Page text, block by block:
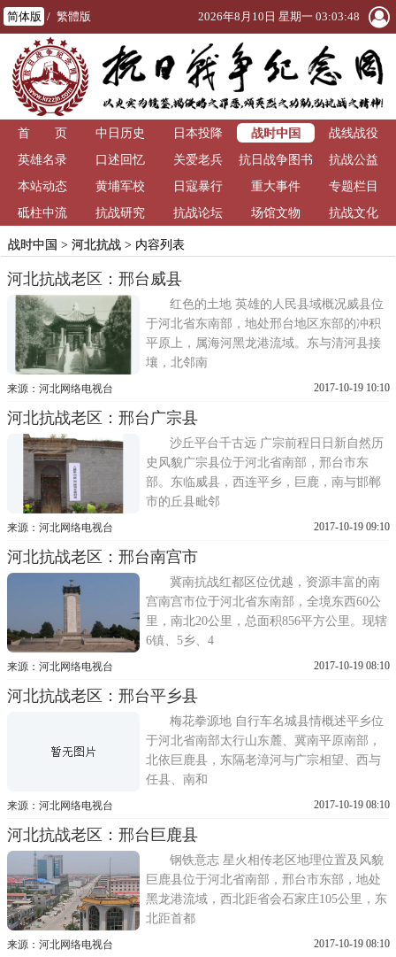
简体版 / 繁體版 2026年8月10日 星期一 03:03:48
首 页 中日历史 日本投降 战时中国
战线战役
英雄名录
口述回忆 关爱老兵
抗日战争图书
馆
抗战公益
本站动态
黄埔军校 日寇暴行 重大事件
专题栏目
砥柱中流
抗战研究 抗战论坛 场馆文物 抗战文化
战时中国 > 河北抗战> 内容列表
河北抗战老区：邢台威县
红色的土地 英雄的人民县域概况威县位
于河北省东南部，地处邢台地区东部的冲积
平原上，属海河黑龙港流域。东与清河县接
壤，北邻南
来源：河北网络电视台 2017-10-19 10:10
河北抗战老区：邢台广宗县
沙丘平台千古远 广宗前程日日新自然历
史风貌广宗县位于河北省南部，邢台市东
部。东临威县，西连平乡，巨鹿，南与邯郸
市的丘县毗邻
来源：河北网络电视台 2017-10-19 09:10
河北抗战老区：邢台南宫市
冀南抗战红都区位优越，资源丰富的南
宫南宫市位于河北省东南部，全境东西60公
里，南北20公里，总面积856平方公里。现辖
6镇、5乡、4
来源：河北网络电视台 2017-10-19 08:10
河北抗战老区：邢台平乡县
梅花拳源地 自行车名城县情概述平乡位
于河北省南部太行山东麓、冀南平原南部，
北依巨鹿县，东隔老漳河与广宗相望、西与
任县、南和
来源：河北网络电视台 2017-10-19 08:10
河北抗战老区：邢台巨鹿县
钢铁意志 星火相传老区地理位置及风貌
巨鹿县位于河北省南部，邢台市东部，地处
黑龙港流域，西北距省会石家庄105公里，东
北距首都
来源：河北网络电视台 2017-10-19 08:10